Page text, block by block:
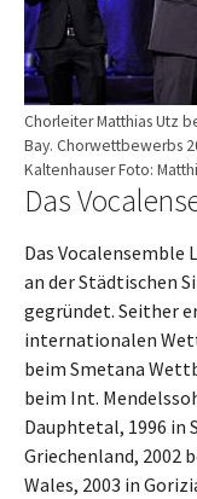
Chorleiter Matthias Utz
Bay. Chorwettbewerbs
Kaltenhauser Foto:
Das
Das Vocalensemble
an der Städtischen
gegründet. Seither
internationalen
beim Smetana
beim Int.
Dauphtetal, 1996 in
Griechenland, 2002
Wales, 2003 in